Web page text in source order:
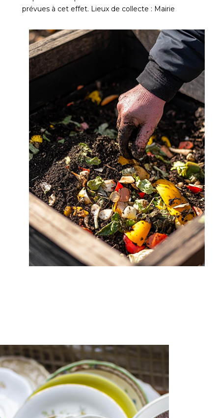
prévues à cet effet. Lieux de collecte : Mairie